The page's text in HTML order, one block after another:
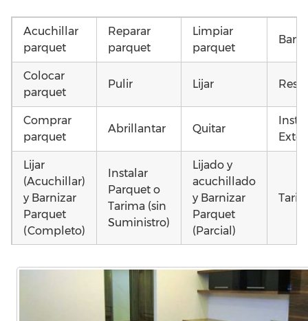
Acuchillar
parquet
Reparar
parquet
Limpiar
parquet
Colocar
parquet
Pulir Lijar
Comprar
parquet
Abrillantar Quitar
Lijar
(Acuchillar)
y Barnizar
Parquet
(Completo)
Instalar
Parquet o
Tarima (sin
Suministro)
Lijado y
acuchillado
y Barnizar
Parquet
(Parcial)
Instalar
Colocar
parquet o
Tarima
Vivienda
Instalar
parquet o
Tarima
Vivienda